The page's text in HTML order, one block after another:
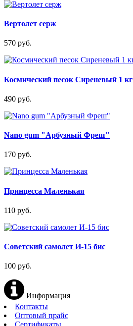
Вертолет серж
570 руб.
Космический песок Сиреневый 1 кг
490 руб.
Nano gum "Арбузный Фреш"
170 руб.
Принцесса Маленькая
110 руб.
Советский самолет И-15 бис
100 руб.
Информация
Контакты
Оптовый прайс